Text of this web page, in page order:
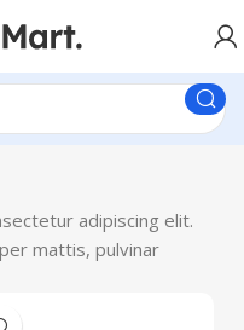
adipiscing elit.
mattis, pulvinar